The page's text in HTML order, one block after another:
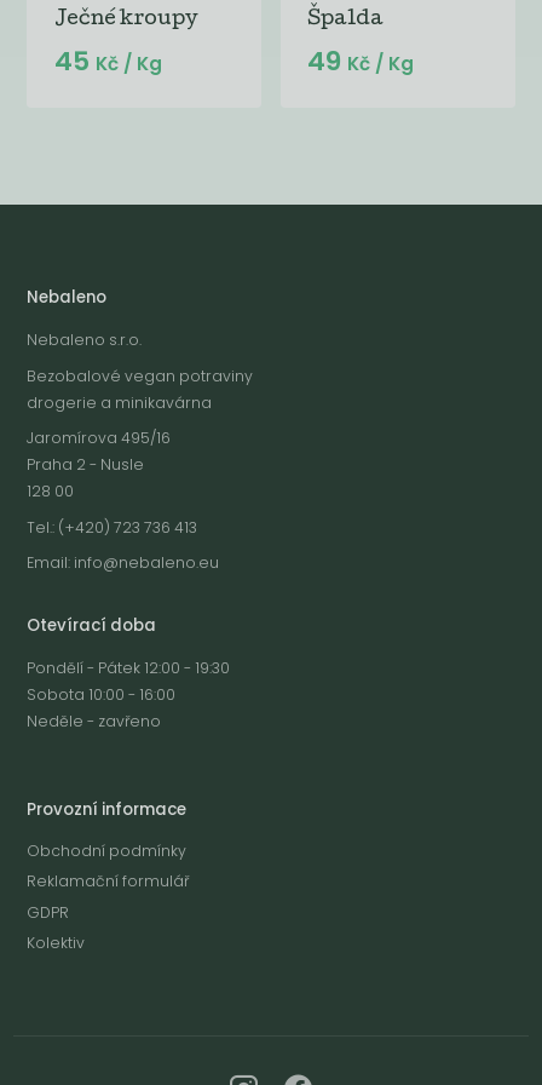
Ječné kroupy
45 Kč / Kg
Špalda
49 Kč / Kg
Nebaleno
Nebaleno s.r.o.
Bezobalové vegan potraviny
drogerie a minikavárna
Jaromírova 495/16
Praha 2 - Nusle
128 00
Tel.: (+420) 723 736 413
Email: info@nebaleno.eu
Otevírací doba
Pondělí - Pátek 12:00 - 19:30
Sobota 10:00 - 16:00
Neděle - zavřeno
Provozní informace
Obchodní podmínky
Reklamační formulář
GDPR
Kolektiv